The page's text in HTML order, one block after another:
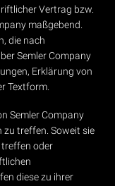
Vertrag bzw.
maßgebend.
die nach
Semler Company
Erklärung von
Textform.
Company
zu treffen. Soweit sie
oder
diese zu ihrer